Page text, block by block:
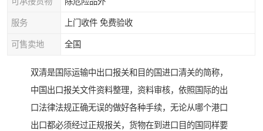
服务 上门收件 免费验收
可售卖地 全国
双清是国际运输中出口报关和目的国进口清关的简称，
中国出口报关文件资料整理，资料审核，依照国际的出
口法律法规正确无误的做好各种手续，无论从哪个港口
出口都必须经过正规报关，货物在到进口目的国同样要